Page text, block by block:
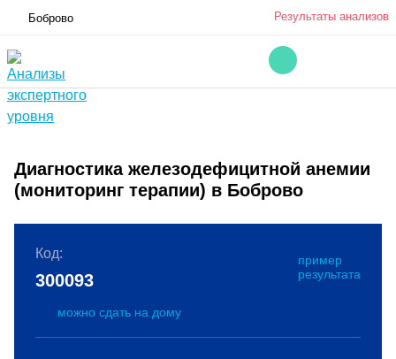
Боброво Результаты анализов
Диагностика железодефицитной анемии
(мониторинг терапии) в Боброво
Код:
пример
результата
300093
можно сдать на дому